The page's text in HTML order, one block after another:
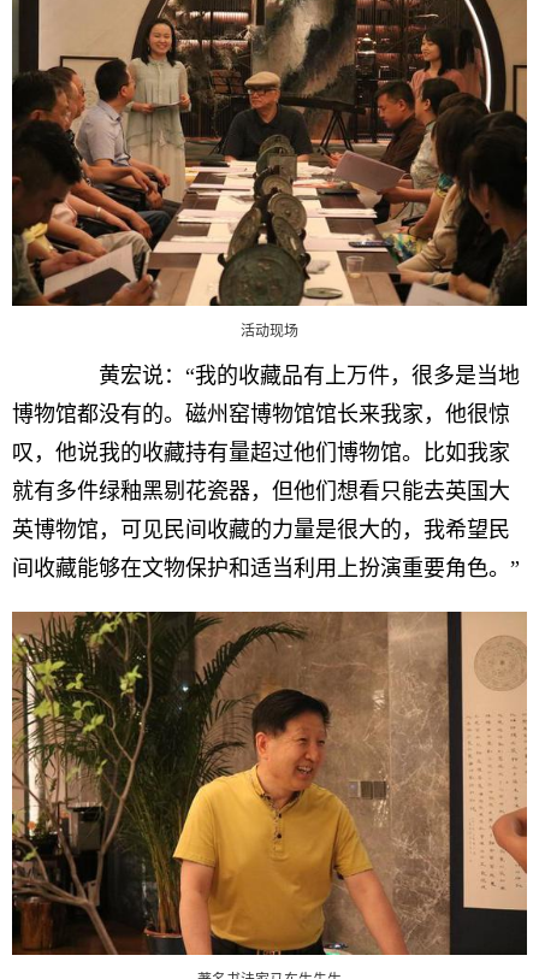
活动现场
黄宏说：“我的收藏品有上万件，很多是当地
博物馆都没有的。磁州窑博物馆馆长来我家，他很惊
叹，他说我的收藏持有量超过他们博物馆。比如我家
就有多件绿釉黑剔花瓷器，但他们想看只能去英国大
英博物馆，可见民间收藏的力量是很大的，我希望民
间收藏能够在文物保护和适当利用上扮演重要角色。”